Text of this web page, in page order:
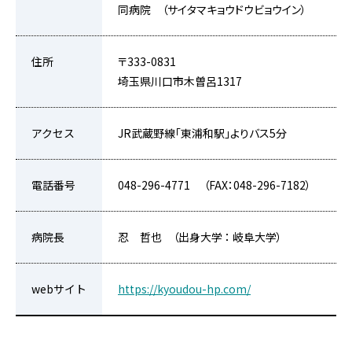
同病院 （サイタマキョウドウビョウイン）
住所
〒333-0831
埼玉県川口市木曽呂1317
アクセス JR武蔵野線「東浦和駅」よりバス5分
電話番号 048-296-4771 （FAX：048-296-7182）
病院長 忍 哲也 （出身大学 ： 岐阜大学）
webサイト https://kyoudou-hp.com/